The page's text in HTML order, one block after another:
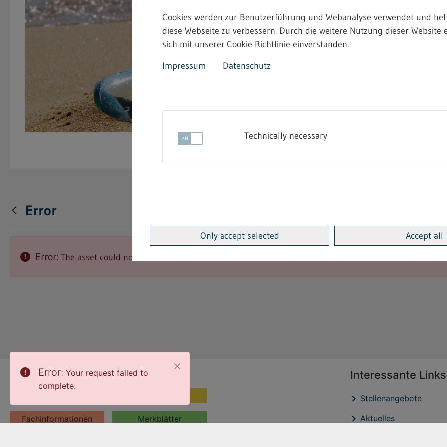
Error
Error: The asset could not be found.
Cookies werden zur Benutzerführung und Webanalyse verwendet und
diese Webseite zu verbessern. Durch die weitere Nutzung dieser Website
sich mit unserer Cookie Richtlinie einverstanden.
Impressum
Datenschutz
Technically necessary
Only accept selected Accept all
Themen
Fachinformationen Merkblätter
Interessante Links
Stellenangebote
Aktuelles
Error: Your request failed to
complete.